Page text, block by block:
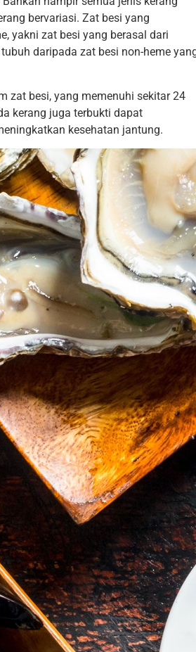
bervariasi. Zat besi yang
yakni zat besi yang berasal dari
daripada zat besi non-heme
zat besi, yang memenuhi sekitar 24
kerang juga terbukti dapat
kesehatan jantung.